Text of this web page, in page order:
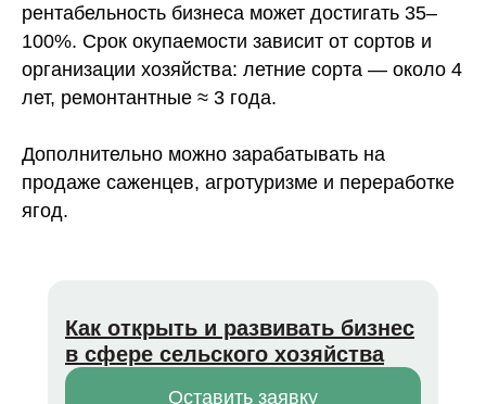
рентабельность бизнеса может достигать 35–
100%. Срок окупаемости зависит от сортов и
организации хозяйства: летние сорта — около 4
лет, ремонтантные ≈ 3 года.
Дополнительно можно зарабатывать на
продаже саженцев, агротуризме и переработке
ягод.
Как открыть и развивать бизнес
в сфере сельского хозяйства
Оставить заявку